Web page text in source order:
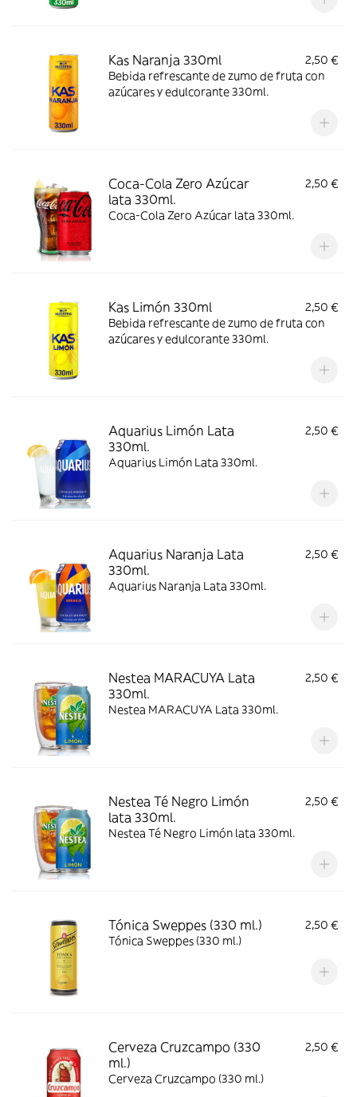
Kas Naranja 330ml
2,50 €
Bebida refrescante de zumo de fruta con
azúcares y edulcorante 330ml.
Coca-Cola Zero Azúcar
lata 330ml.
2,50 €
Coca-Cola Zero Azúcar lata 330ml.
Kas Limón 330ml
2,50 €
Bebida refrescante de zumo de fruta con
azúcares y edulcorante 330ml.
Aquarius Limón Lata
330ml.
2,50 €
Aquarius Limón Lata 330ml.
Aquarius Naranja Lata
330ml.
2,50 €
Aquarius Naranja Lata 330ml.
Nestea MARACUYA Lata
330ml.
2,50 €
Nestea MARACUYA Lata 330ml.
Nestea Té Negro Limón
lata 330ml.
2,50 €
Nestea Té Negro Limón lata 330ml.
Tónica Sweppes (330 ml.)
2,50 €
Tónica Sweppes (330 ml.)
Cerveza Cruzcampo (330
ml.)
2,50 €
Cerveza Cruzcampo (330 ml.)